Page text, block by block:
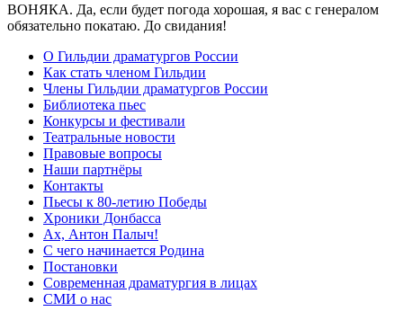
ВОНЯКА. Да, если будет погода хорошая, я вас с генералом
обязательно покатаю. До свидания!
О Гильдии драматургов России
Как стать членом Гильдии
Члены Гильдии драматургов России
Библиотека пьес
Конкурсы и фестивали
Театральные новости
Правовые вопросы
Наши партнёры
Контакты
Пьесы к 80-летию Победы
Хроники Донбасса
Ах, Антон Палыч!
С чего начинается Родина
Постановки
Современная драматургия в лицах
СМИ о нас